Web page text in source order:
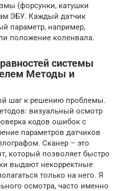
(форсунки, катушки
ЭБУ. Каждый датчик
параметр, например,
положение коленвала.
системы
Методы и
шаг к решению проблемы.
визуальный осмотр
кодов ошибок с
параметров датчиков
Сканер – это
который позволяет быстро
выдают некорректные
только на него. Я
осмотра, часто именно